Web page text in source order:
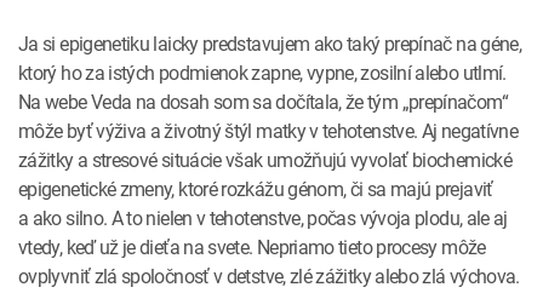
Ja si epigenetiku laicky predstavujem ako taký prepínač na géne,
ktorý ho za istých podmienok zapne, vypne, zosilní alebo utlmí.
Na webe Veda na dosah som sa dočítala, že tým „prepínačom“
môže byť výživa a životný štýl matky v tehotenstve. Aj negatívne
zážitky a stresové situácie však umožňujú vyvolať biochemické
epigenetické zmeny, ktoré rozkážu génom, či sa majú prejaviť
a ako silno. A to nielen v tehotenstve, počas vývoja plodu, ale aj
vtedy, keď už je dieťa na svete. Nepriamo tieto procesy môže
ovplyvniť zlá spoločnosť v detstve, zlé zážitky alebo zlá výchova.